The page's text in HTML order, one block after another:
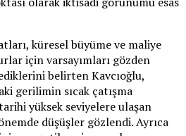
küresel büyüme ve maliye
için varsayımları gözden
belirten Kavcıoğlu,
gerilimin sıcak çatışma
yüksek seviyelere ulaşan
düşüşler gözlendi. Ayrıca